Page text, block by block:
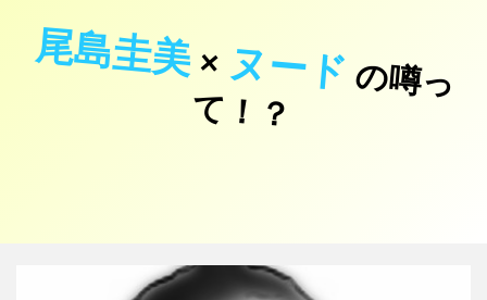
尾島圭美× ヌード の
噂
っ
て
！
？